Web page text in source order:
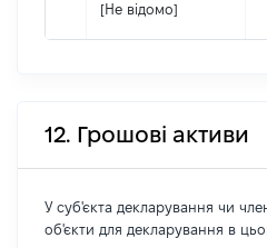
[Не відомо]
12. Грошові активи
У суб'єкта декларування чи
об'єкти для декларування в